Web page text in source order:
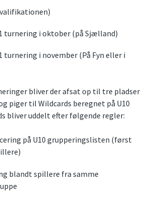
turnering i oktober (på Sjælland)
turnering i november (På Fyn eller i
bliver der afsat op til tre pladser
piger til Wildcards beregnet på U10
bliver uddelt efter følgende regler:
på U10 grupperingslisten (først
blandt spillere fra samme